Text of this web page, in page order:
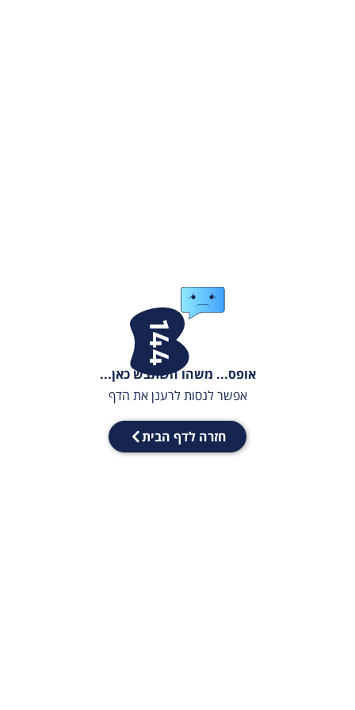
אופס... משהו השתבש כאן...
אפשר לנסות לרענן את הדף
חזרה לדף הבית